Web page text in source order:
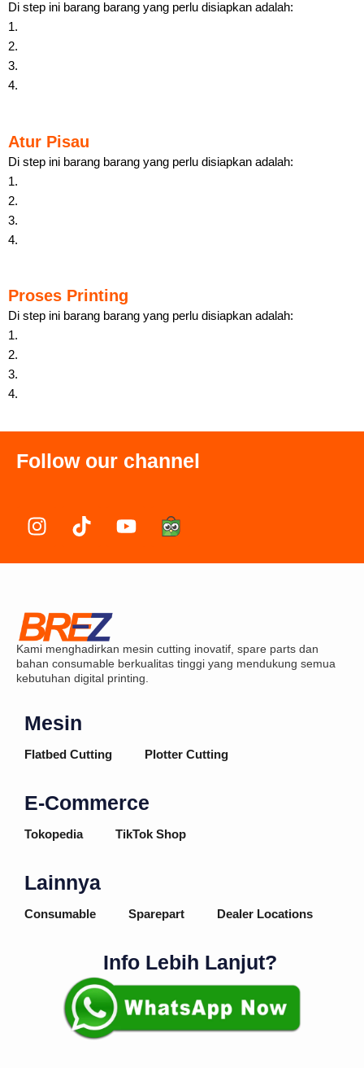
Di step ini barang barang yang perlu disiapkan adalah:
1.
2.
3.
4.
Atur Pisau
Di step ini barang barang yang perlu disiapkan adalah:
1.
2.
3.
4.
Proses Printing
Di step ini barang barang yang perlu disiapkan adalah:
1.
2.
3.
4.
Follow our channel
I
n
g
r
a
m
T
i
k
Y
o
Kami menghadirkan mesin cutting inovatif, spare parts dan
bahan consumable berkualitas tinggi yang mendukung semua
kebutuhan digital printing.
Mesin
Flatbed Cutting Plotter Cutting
E-Commerce
Tokopedia TikTok Shop
Lainnya
Consumable Sparepart Dealer Locations
Info Lebih Lanjut?